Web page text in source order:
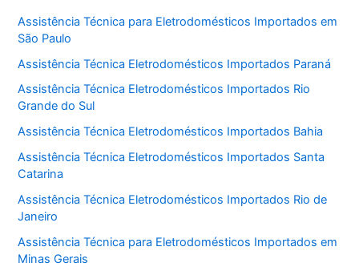
Assistência Técnica para Eletrodomésticos Importados em
São Paulo
Assistência Técnica Eletrodomésticos Importados Paraná
Assistência Técnica Eletrodomésticos Importados Rio
Grande do Sul
Assistência Técnica Eletrodomésticos Importados Bahia
Assistência Técnica Eletrodomésticos Importados Santa
Catarina
Assistência Técnica Eletrodomésticos Importados Rio de
Janeiro
Assistência Técnica para Eletrodomésticos Importados em
Minas Gerais